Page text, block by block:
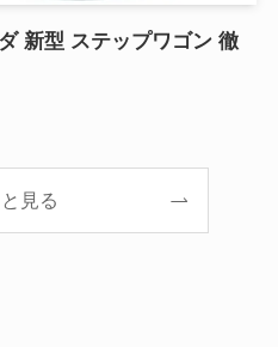
新型 ステップワゴン 徹
見る